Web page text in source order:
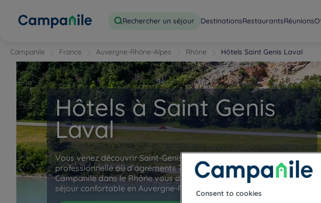
Rechercher un séjour DestinationsRestaurantsRéunions
Campanile France Auvergne-Rhône-Alpes Rhône Hôtels Saint Genis Laval
Hôtels à Saint Genis
Laval
Vous venez découvrir Saint-Genis-Laval le temps d’une escale
professionnelle ou d’agréments ? Nos hôtels restaurants
Campanile dans le Rhône vous donnent rendez-vous pour un
séjour confortable en Auvergne-Rhône-Alpes.Consent to cookies